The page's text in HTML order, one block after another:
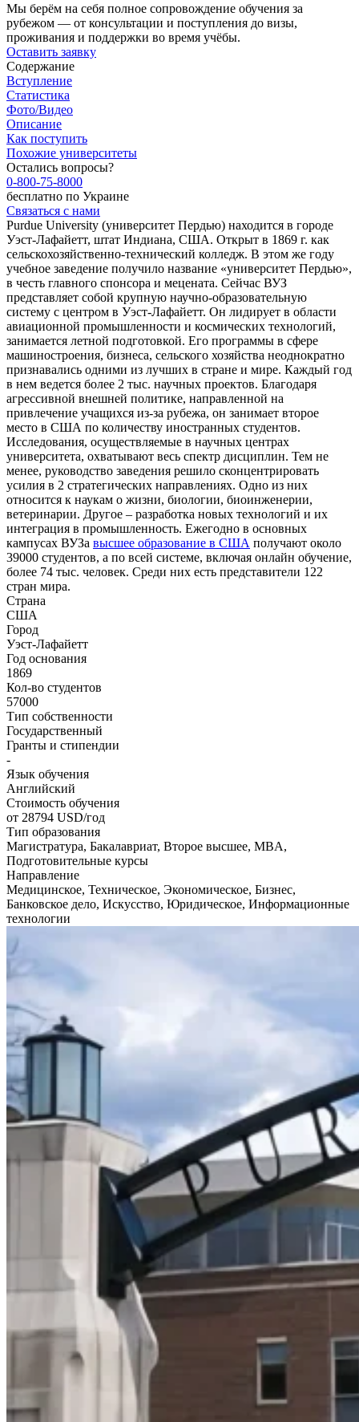
Мы берём на себя полное сопровождение обучения за
рубежом — от консультации и поступления до визы,
проживания и поддержки во время учёбы.
Оставить заявку
Содержание
Вступление
Статистика
Фото/Видео
Описание
Как поступить
Похожие университеты
Остались вопросы?
0-800-75-8000
бесплатно по Украине
Связаться с нами
Purdue University (университет Пердью) находится в городе
Уэст-Лафайетт, штат Индиана, США. Открыт в 1869 г. как
сельскохозяйственно-технический колледж. В этом же году
учебное заведение получило название «университет Пердью»,
в честь главного спонсора и мецената. Сейчас ВУЗ
представляет собой крупную научно-образовательную
систему с центром в Уэст-Лафайетт. Он лидирует в области
авиационной промышленности и космических технологий,
занимается летной подготовкой. Его программы в сфере
машиностроения, бизнеса, сельского хозяйства неоднократно
признавались одними из лучших в стране и мире. Каждый год
в нем ведется более 2 тыс. научных проектов. Благодаря
агрессивной внешней политике, направленной на
привлечение учащихся из-за рубежа, он занимает второе
место в США по количеству иностранных студентов.
Исследования, осуществляемые в научных центрах
университета, охватывают весь спектр дисциплин. Тем не
менее, руководство заведения решило сконцентрировать
усилия в 2 стратегических направлениях. Одно из них
относится к наукам о жизни, биологии, биоинженерии,
ветеринарии. Другое – разработка новых технологий и их
интеграция в промышленность. Ежегодно в основных
кампусах ВУЗа высшее образование в США получают около
39000 студентов, а по всей системе, включая онлайн обучение,
более 74 тыс. человек. Среди них есть представители 122
стран мира.
Страна
США
Город
Уэст-Лафайетт
Год основания
1869
Кол-во студентов
57000
Тип собственности
Государственный
Гранты и стипендии
-
Язык обучения
Английский
Стоимость обучения
от 28794 USD/год
Тип образования
Магистратура, Бакалавриат, Второе высшее, MBA,
Подготовительные курсы
Направление
Медицинское, Техническое, Экономическое, Бизнес,
Банковское дело, Искусство, Юридическое, Информационные
технологии